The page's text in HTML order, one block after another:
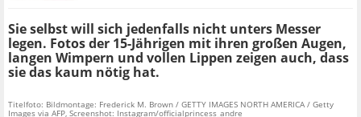
Sie selbst will sich jedenfalls nicht unters Messer
legen. Fotos der 15-Jährigen mit ihren großen Augen,
langen Wimpern und vollen Lippen zeigen auch, dass
sie das kaum nötig hat.
Titelfoto: Bildmontage: Frederick M. Brown / GETTY IMAGES NORTH AMERICA / Getty
Images via AFP, Screenshot: Instagram/officialprincess_andre